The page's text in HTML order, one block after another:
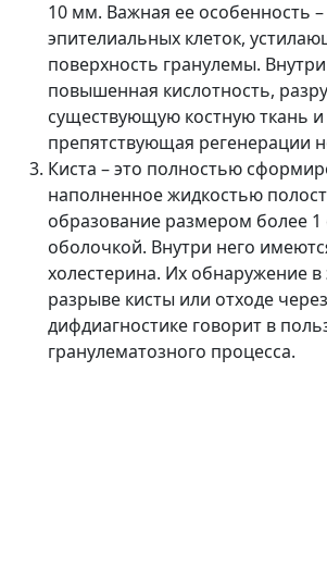
10 мм. Важная ее особенность
эпителиальных клеток,
поверхность гранулемы.
повышенная кислотность,
существующую костную ткань и
препятствующая регенерации
Киста – это полностью
наполненное жидкостью
образование размером более 1
оболочкой. Внутри него
холестерина. Их обнаружение в
разрыве кисты или отходе
дифдиагностике говорит в
гранулематозного процесса.